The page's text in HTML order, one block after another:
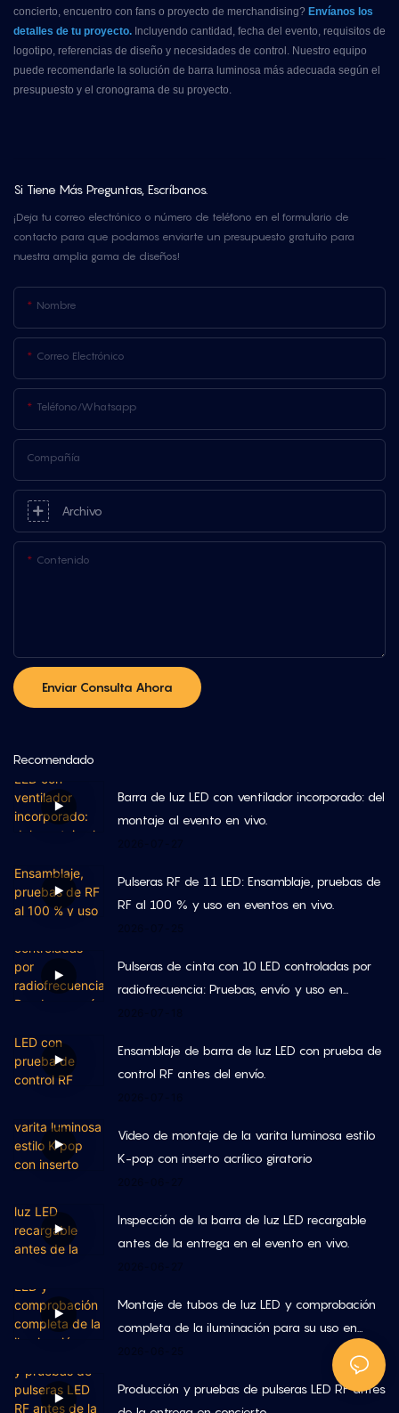
concierto, encuentro con fans o proyecto de merchandising? Envíanos los
detalles de tu proyecto. Incluyendo cantidad, fecha del evento, requisitos de
logotipo, referencias de diseño y necesidades de control. Nuestro equipo
puede recomendarle la solución de barra luminosa más adecuada según el
presupuesto y el cronograma de su proyecto.
Si Tiene Más Preguntas, Escríbanos.
¡Deja tu correo electrónico o número de teléfono en el formulario de
contacto para que podamos enviarte un presupuesto gratuito para
nuestra amplia gama de diseños!
Nombre
Correo Electrónico
Teléfono/whatsapp
Compañía
Archivo
Contenido
Enviar Consulta Ahora
Recomendado
Barra de luz LED con ventilador incorporado: del
montaje al evento en vivo.
Pulseras RF de 11 LED: Ensamblaje, pruebas de
RF al 100 % y uso en eventos en vivo.
Pulseras de cinta con 10 LED controladas por
radiofrecuencia: Pruebas, envío y uso en
Ensamblaje de barra de luz LED con prueba de
control RF antes del envío.
Video de montaje de la varita luminosa estilo
K-pop con inserto acrílico giratorio
Inspección de la barra de luz LED recargable
antes de la entrega en el evento en vivo.
Montaje de tubos de luz LED y comprobación
completa de la iluminación para su uso en
Producción y pruebas de pulseras LED RF antes